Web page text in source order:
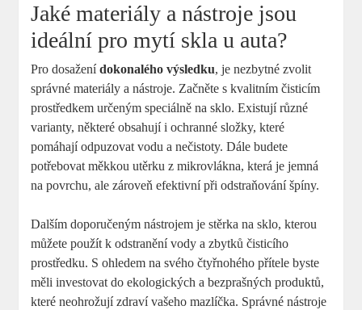
Jaké materiály a nástroje jsou
ideální pro mytí skla u auta?
Pro dosaženídokonalého výsledku, je nezbytné zvolit
správné materiály a nástroje. Začněte s kvalitním čisticím
prostředkem určeným speciálně na sklo. Existují různé
varianty, některé obsahují i ochranné složky, které
pomáhají odpuzovat vodu a nečistoty. Dále budete
potřebovat měkkou utěrku z mikrovlákna, která je jemná
na povrchu, ale zároveň efektivní při odstraňování špíny.
Dalším doporučeným nástrojem je stěrka na sklo, kterou
můžete použít k odstranění vody a zbytků čisticího
prostředku. S ohledem na svého čtyřnohého přítele byste
měli investovat do ekologických a bezprašných produktů,
které neohrožují zdraví vašeho mazlíčka. Správné nástroje